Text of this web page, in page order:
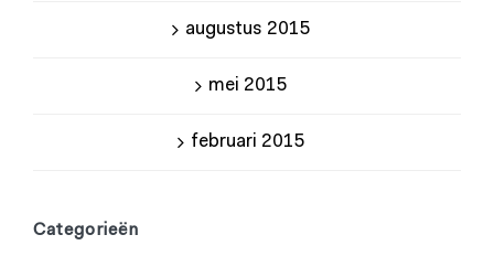
augustus 2015
mei 2015
februari 2015
Categorieën